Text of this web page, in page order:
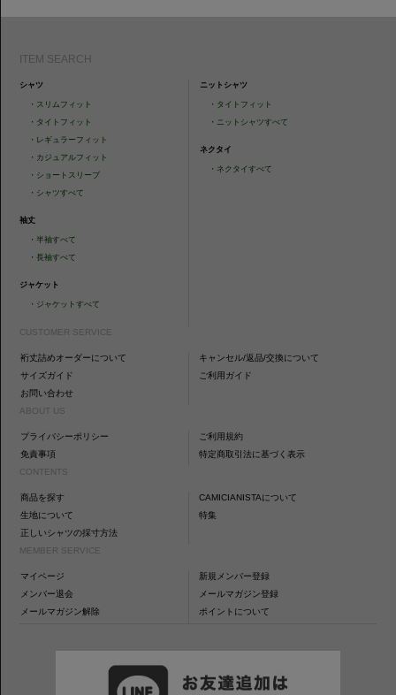
ITEM SEARCH
シャツ
・ スリムフィット
・ タイトフィット
・ レギュラーフィット
・ カジュアルフィット
・ ショートスリーブ
・ シャツすべて
袖丈
・半袖すべて
・長袖すべて
ジャケット
・ ジャケットすべて
ニットシャツ
・ タイトフィット
・ ニットシャツすべて
ネクタイ
・ ネクタイすべて
CUSTOMER SERVICE
裄丈詰めオーダーについて
キャンセル/返品/交換について
サイズガイド
ご利用ガイド
お問い合わせ
ABOUT US
プライバシーポリシー
ご利用規約
免責事項
特定商取引法に基づく表示
CONTENTS
商品を探す
CAMICIANISTAについて
生地について
特集
正しいシャツの採寸方法
MEMBER SERVICE
マイページ
新規メンバー登録
メンバー退会
メールマガジン登録
メールマガジン解除
ポイントについて